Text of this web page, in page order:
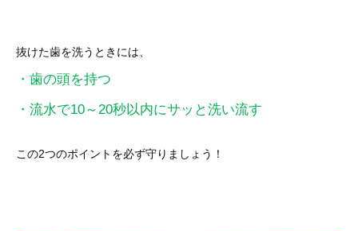
抜けた歯を洗うときには、
・歯の頭を持つ
・流水で10～20秒以内にサッと洗い流す
この2つのポイントを必ず守りましょう！